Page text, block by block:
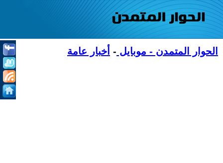
الحوار المتمدن - موبايل - أخبار عامة